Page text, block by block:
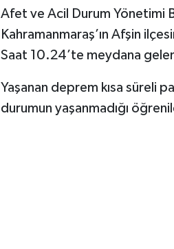
Afet ve Acil Durum Yönetimi
Kahramanmaraş’ın Afşin
Saat 10.24’te meydana
Yaşanan deprem kısa süreli
durumun yaşanmadığı